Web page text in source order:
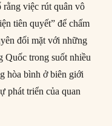
việc rút quân vô
tiên quyết” để chấm
đối mặt với những
Quốc trong suốt nhiều
hòa bình ở biên giới
phát triển của quan